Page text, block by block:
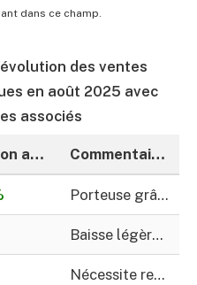
dans ce champ.
des ventes
en août 2025 avec
associés
Évolution août 2025 ⇅ Commentaires
Porteuse grâce à la C3; seule hausse dans Stellantis
Baisse légère malgré les ventes tactiques
Nécessite repositionnement